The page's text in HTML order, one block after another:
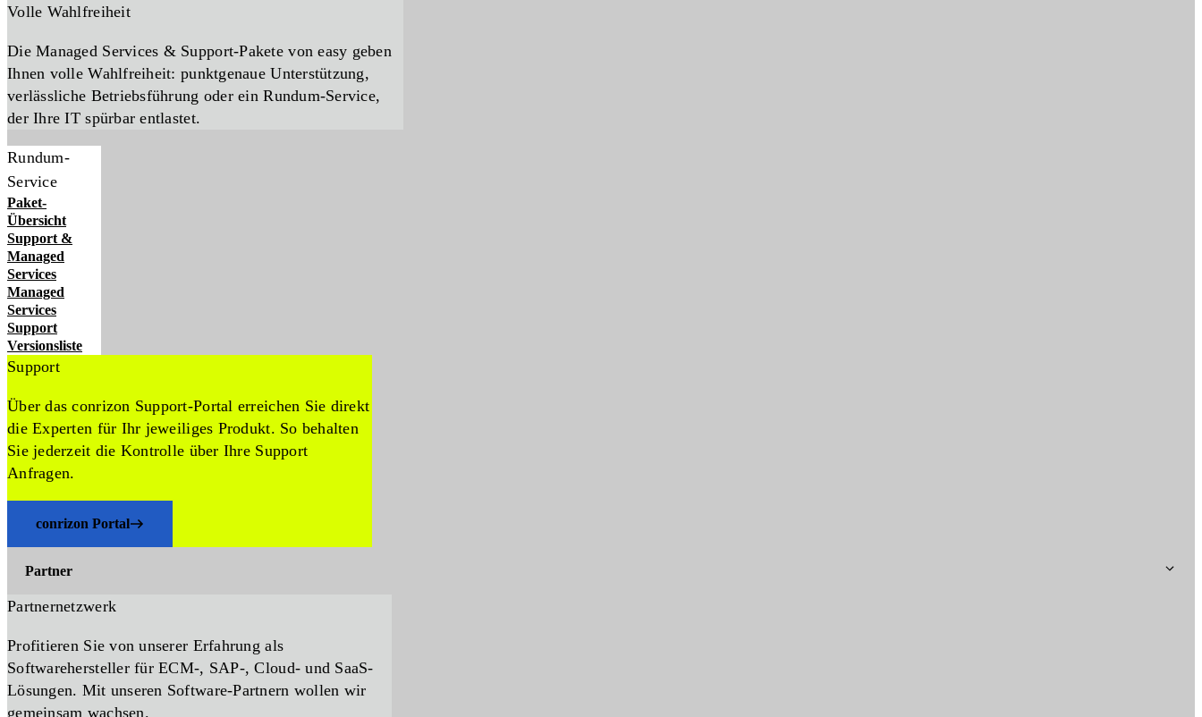
Volle Wahlfreiheit
Die Managed Services & Support-Pakete von easy geben
Ihnen volle Wahlfreiheit: punktgenaue Unterstützung,
verlässliche Betriebsführung oder ein Rundum-Service,
der Ihre IT spürbar entlastet.
Rundum-
Service
Paket-
Übersicht
Support &
Managed
Services
Managed
Services
Support
Versionsliste
Support
Über das conrizon Support-Portal erreichen Sie direkt
die Experten für Ihr jeweiliges Produkt. So behalten
Sie jederzeit die Kontrolle über Ihre Support
Anfragen.
conrizon Portal
Partner
Partnernetzwerk
Profitieren Sie von unserer Erfahrung als
Softwarehersteller für ECM-, SAP-, Cloud- und SaaS-
Lösungen. Mit unseren Software-Partnern wollen wir
gemeinsam wachsen.